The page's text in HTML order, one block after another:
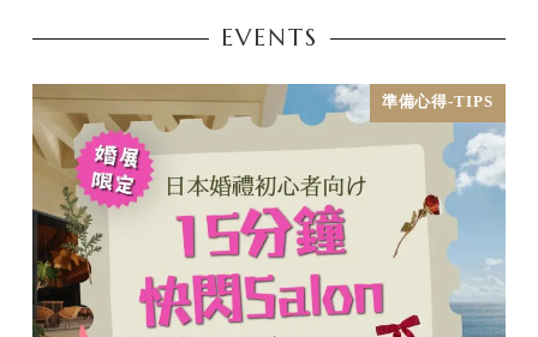
EVENTS
準備心得-TIPS